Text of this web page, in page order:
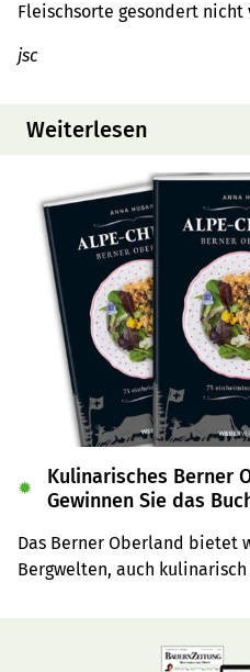
Fleischsorte gesondert nicht
jsc
Weiterlesen
Kulinarisches Berner
Gewinnen Sie das
Das Berner Oberland bietet
Bergwelten, auch
«Alpe-Chuchi – Berner
✹